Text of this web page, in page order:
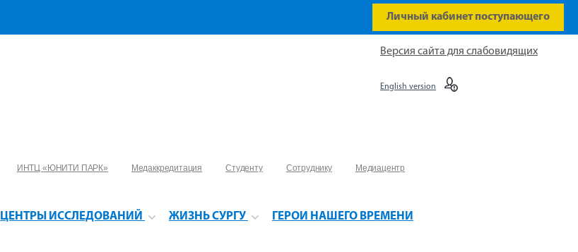
Личный кабинет поступающего
ИНТЦ «ЮНИТИ ПАРК» Медаккредитация Студенту Сотруднику
Медиацентр
ЦЕНТРЫ ИССЛЕДОВАНИЙ ЖИЗНЬ СУРГУ
ГЕРОИ НАШЕГО ВРЕМЕНИ
Версия сайта для слабовидящих
English version